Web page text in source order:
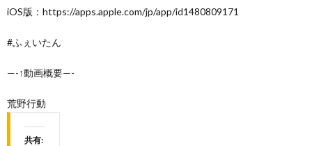
iOS版：https://apps.apple.com/jp/app/id1480809171
#ふぇいたん
—-↑動画概要—-
荒野行動
共有: